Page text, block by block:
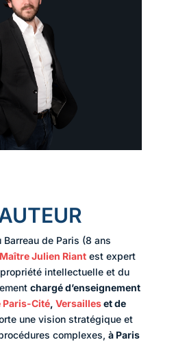
Barreau de Paris (8 ans
Maître Julien Riantest expert
intellectuelle et du
chargé d’enseignement
Cité, Versailleset de
une vision stratégique et
complexes, à Paris